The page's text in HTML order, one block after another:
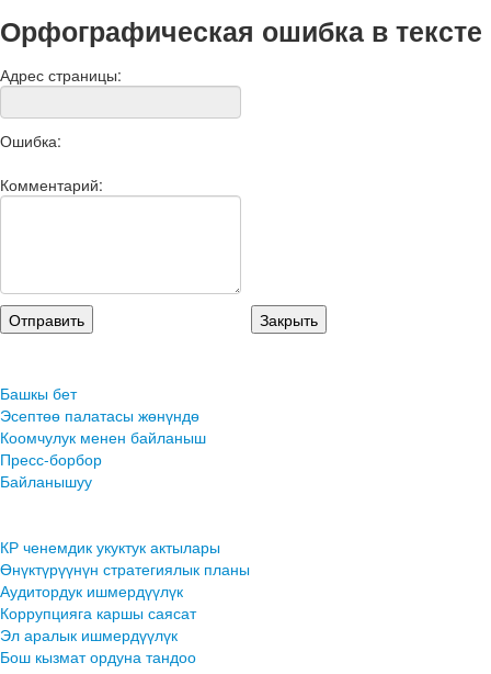
Орфографическая ошибка в тексте
Адрес страницы:
Ошибка:
Комментарий:
Башкы бет
Эсептөө палатасы жөнүндө
Коомчулук менен байланыш
Пресс-борбор
Байланышуу
КР ченемдик укуктук актылары
Өнүктүрүүнүн стратегиялык планы
Аудитордук ишмердүүлүк
Коррупцияга каршы саясат
Эл аралык ишмердүүлүк
Бош кызмат ордуна тандоо